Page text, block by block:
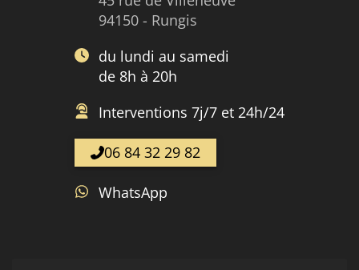
94150 - Rungis
du lundi au samedi
de 8h à 20h
Interventions 7j/7 et 24h/24
06 84 32 29 82
WhatsApp